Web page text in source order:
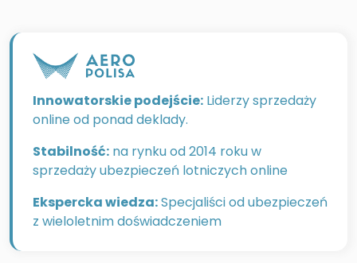
Innowatorskie podejście: Liderzy sprzedaży
online od ponad deklady.
Stabilność: na rynku od 2014 roku w
sprzedaży ubezpieczeń lotniczych online
Ekspercka wiedza:Specjaliści od ubezpieczeń
z wieloletnim doświadczeniem